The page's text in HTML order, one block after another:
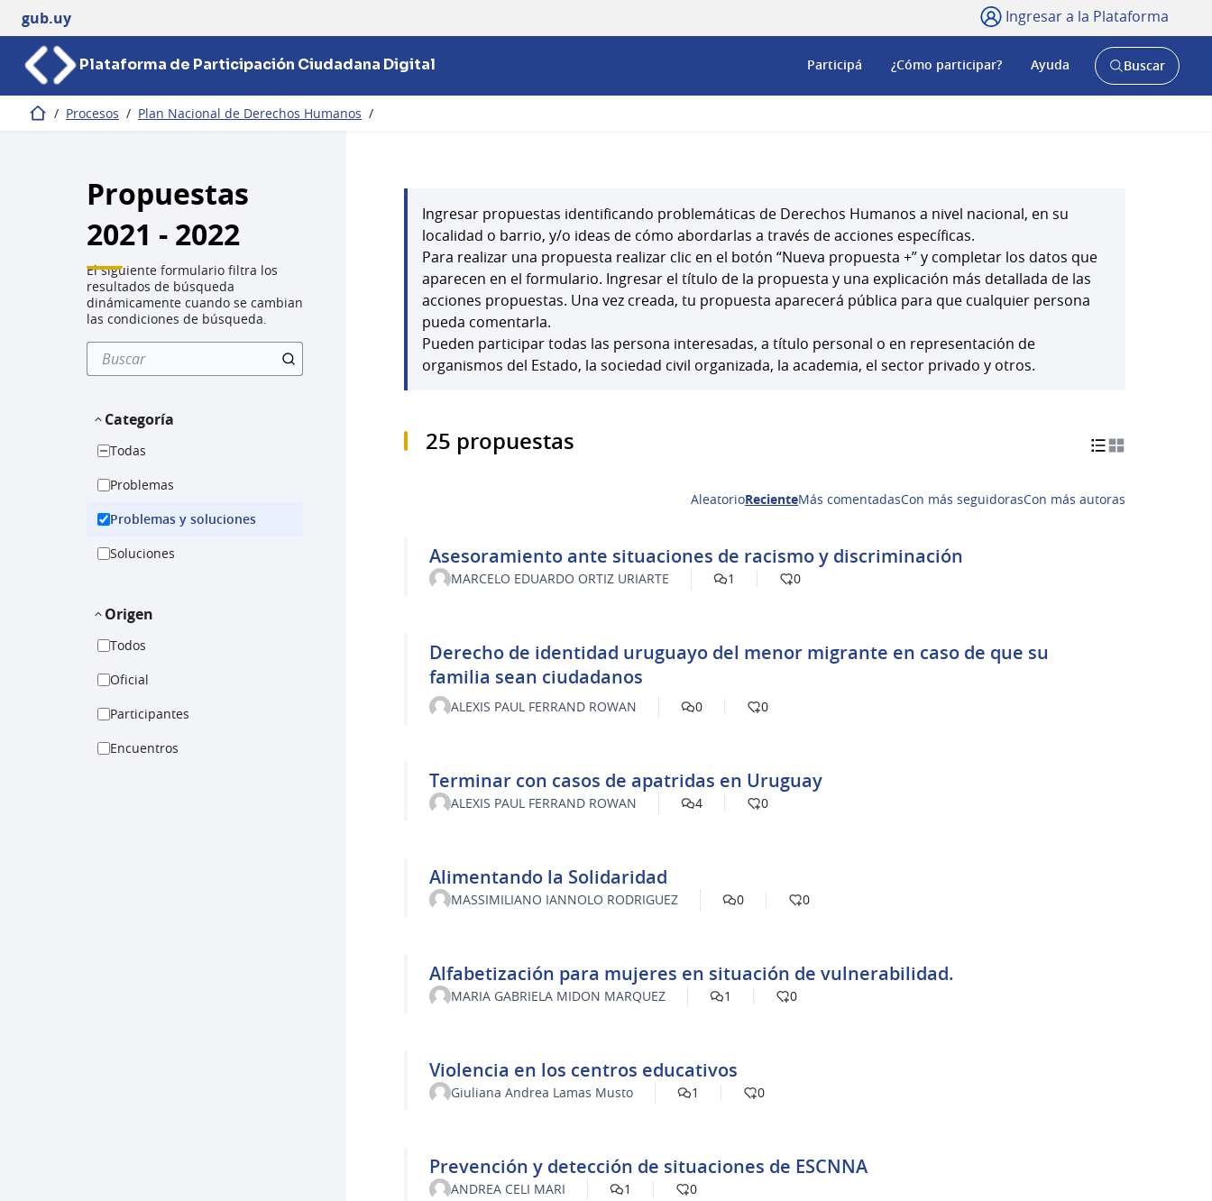
gub.uy Ingresar a la Plataforma
Plataforma de Participación Ciudadana Digital Participá ¿Cómo participar? Ayuda
AbrirBuscar
Inicio / Procesos / Plan Nacional de Derechos Humanos /
Propuestas
2021 - 2022
El siguiente formulario filtra los
resultados de búsqueda
dinámicamente cuando se cambian
las condiciones de búsqueda.
Categoría
Todas
Problemas
Problemas y soluciones
Soluciones
Origen
Todos
Oficial
Participantes
Encuentros
Ingresar propuestas identificando problemáticas de Derechos Humanos a nivel nacional, en su
localidad o barrio, y/o ideas de cómo abordarlas a través de acciones específicas.
Para realizar una propuesta realizar clic en el botón “Nueva propuesta +” y completar los datos que
aparecen en el formulario. Ingresar el título de la propuesta y una explicación más detallada de las
acciones propuestas. Una vez creada, tu propuesta aparecerá pública para que cualquier persona
pueda comentarla.
Pueden participar todas las persona interesadas, a título personal o en representación de
organismos del Estado, la sociedad civil organizada, la academia, el sector privado y otros.
25 propuestas
AleatorioRecienteMás comentadasCon más seguidorasCon más autoras
Asesoramiento ante situaciones de racismo y discriminación
MARCELO EDUARDO ORTIZ URIARTE 1 0
Derecho de identidad uruguayo del menor migrante en caso de que su
familia sean ciudadanos
ALEXIS PAUL FERRAND ROWAN 0 0
Terminar con casos de apatridas en Uruguay
ALEXIS PAUL FERRAND ROWAN 4 0
Alimentando la Solidaridad
MASSIMILIANO IANNOLO RODRIGUEZ 0 0
Alfabetización para mujeres en situación de vulnerabilidad.
MARIA GABRIELA MIDON MARQUEZ 1 0
Violencia en los centros educativos
Giuliana Andrea Lamas Musto 1 0
Prevención y detección de situaciones de ESCNNA
ANDREA CELI MARI 1 0